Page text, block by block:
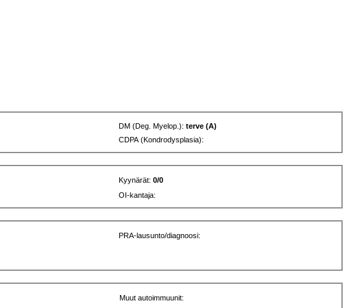
DM (Deg. Myelop.):terve (A)
CDPA (Kondrodysplasia):
Kyynärät:0/0
OI-kantaja:
PRA-lausunto/diagnoosi:
Muut autoimmuunit: